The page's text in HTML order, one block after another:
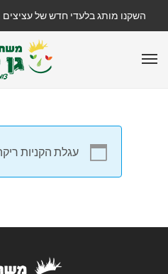
השקנו מותג בלעדי חדש של עציצים
עגלת הקניות